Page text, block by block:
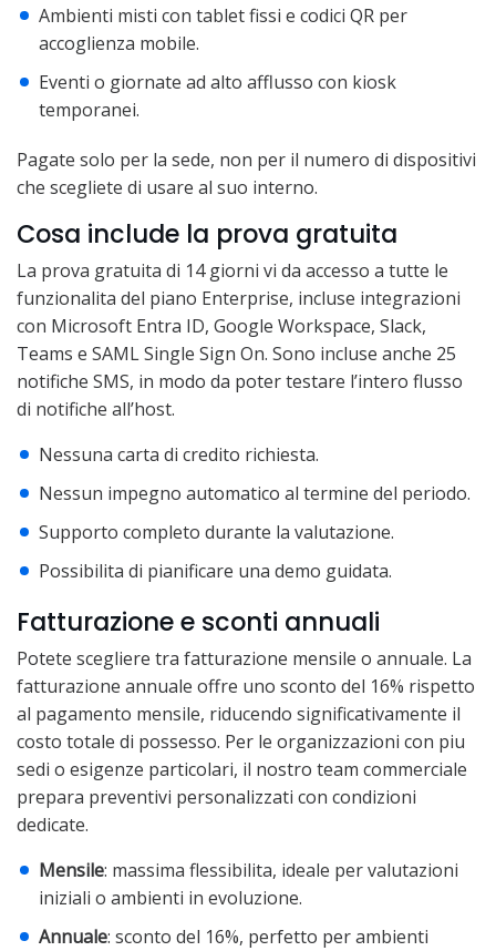
Ambienti misti con tablet fissi e codici QR per
accoglienza mobile.
Eventi o giornate ad alto afflusso con kiosk
temporanei.
Pagate solo per la sede, non per il numero di dispositivi
che scegliete di usare al suo interno.
Cosa include la prova gratuita
La prova gratuita di 14 giorni vi da accesso a tutte le
funzionalita del piano Enterprise, incluse integrazioni
con Microsoft Entra ID, Google Workspace, Slack,
Teams e SAML Single Sign On. Sono incluse anche 25
notifiche SMS, in modo da poter testare l’intero flusso
di notifiche all’host.
Nessuna carta di credito richiesta.
Nessun impegno automatico al termine del periodo.
Supporto completo durante la valutazione.
Possibilita di pianificare una demo guidata.
Fatturazione e sconti annuali
Potete scegliere tra fatturazione mensile o annuale. La
fatturazione annuale offre uno sconto del 16% rispetto
al pagamento mensile, riducendo significativamente il
costo totale di possesso. Per le organizzazioni con piu
sedi o esigenze particolari, il nostro team commerciale
prepara preventivi personalizzati con condizioni
dedicate.
Mensile: massima flessibilita, ideale per valutazioni
iniziali o ambienti in evoluzione.
Annuale: sconto del 16%, perfetto per ambienti